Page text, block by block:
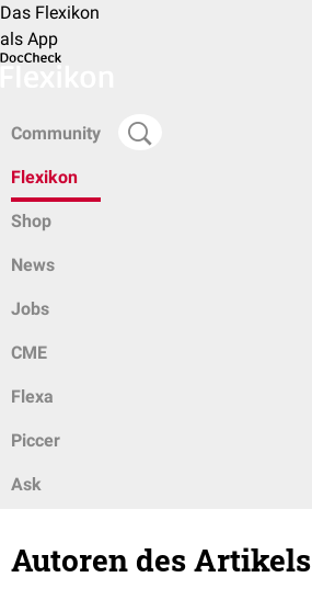
Das Flexikon
als App
Community
Flexikon
Shop
News
Jobs
CME
Flexa
Piccer
Ask
Autoren des Artikels